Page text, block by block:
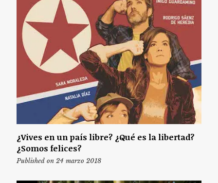
¿Vives en un país libre? ¿Qué es la libertad?
¿Somos felices?
Published on 24 marzo 2018